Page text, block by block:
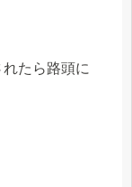
たら路頭に